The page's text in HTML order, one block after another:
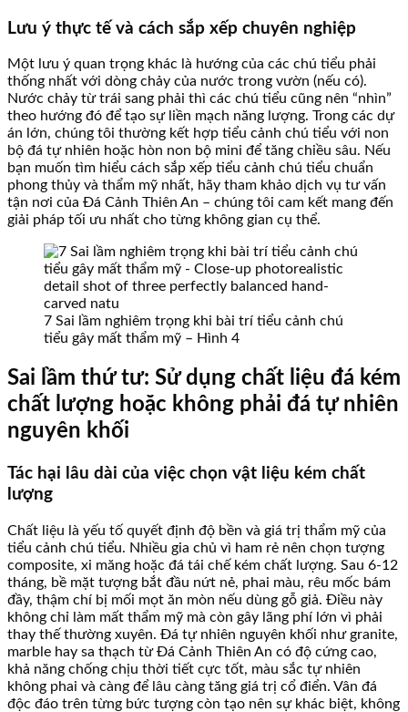
Lưu ý thực tế và cách sắp xếp chuyên nghiệp
Một lưu ý quan trọng khác là hướng của các chú tiểu phải
thống nhất với dòng chảy của nước trong vườn (nếu có).
Nước chảy từ trái sang phải thì các chú tiểu cũng nên “nhìn”
theo hướng đó để tạo sự liền mạch năng lượng. Trong các dự
án lớn, chúng tôi thường kết hợp tiểu cảnh chú tiểu với non
bộ đá tự nhiên hoặc hòn non bộ mini để tăng chiều sâu. Nếu
bạn muốn tìm hiểu cách sắp xếp tiểu cảnh chú tiểu chuẩn
phong thủy và thẩm mỹ nhất, hãy tham khảo dịch vụ tư vấn
tận nơi của Đá Cảnh Thiên An – chúng tôi cam kết mang đến
giải pháp tối ưu nhất cho từng không gian cụ thể.
7 Sai lầm nghiêm trọng khi bài trí tiểu cảnh chú
tiểu gây mất thẩm mỹ – Hình 4
Sai lầm thứ tư: Sử dụng chất liệu đá kém
chất lượng hoặc không phải đá tự nhiên
nguyên khối
Tác hại lâu dài của việc chọn vật liệu kém chất
lượng
Chất liệu là yếu tố quyết định độ bền và giá trị thẩm mỹ của
tiểu cảnh chú tiểu. Nhiều gia chủ vì ham rẻ nên chọn tượng
composite, xi măng hoặc đá tái chế kém chất lượng. Sau 6-12
tháng, bề mặt tượng bắt đầu nứt nẻ, phai màu, rêu mốc bám
đầy, thậm chí bị mối mọt ăn mòn nếu dùng gỗ giả. Điều này
không chỉ làm mất thẩm mỹ mà còn gây lãng phí lớn vì phải
thay thế thường xuyên. Đá tự nhiên nguyên khối như granite,
marble hay sa thạch từ Đá Cảnh Thiên An có độ cứng cao,
khả năng chống chịu thời tiết cực tốt, màu sắc tự nhiên
không phai và càng để lâu càng tăng giá trị cổ điển. Vân đá
độc đáo trên từng bức tượng còn tạo nên sự khác biệt, không